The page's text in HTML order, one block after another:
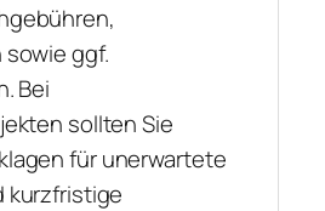
ggf.
Bei
sollten Sie
für unerwartete
kurzfristige